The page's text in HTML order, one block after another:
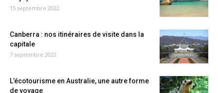
15 septembre 2022
Canberra : nos itinéraires de visite dans la
capitale
7 septembre 2022
L’écotourisme en Australie, une autre forme
de voyage